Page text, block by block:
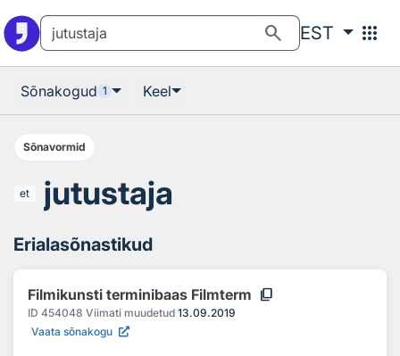
search EST apps
Sõnakogud 1 Keel
Sõnavormid
et jutustaja
Erialasõnastikud
Filmikunsti terminibaas Filmterm content_copy
ID 454048 Viimati muudetud 13.09.2019
Vaata sõnakogu